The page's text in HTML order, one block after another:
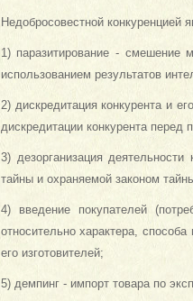
Недобросовестной конкуренцией
1) паразитирование - смешение
использованием результатов
2) дискредитация конкурента и
дискредитации конкурента перед
3) дезорганизация
тайны и охраняемой законом
4) введение покупателей
относительно характера,
его изготовителей;
5) демпинг - импорт товара по